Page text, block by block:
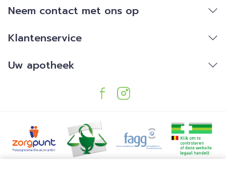
Neem contact met ons op
Klantenservice
Uw apotheek